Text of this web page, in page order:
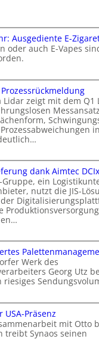
Ausgediente E-
oder auch E-Vapes
Lidar zeigt mit dem Q1
dank Aimtec DCIx
Gruppe, ein
nutzt die JIS-
der
Werk des
Georg Utz
USA-Präsenz
mit Otto
treibt Synaos seinen